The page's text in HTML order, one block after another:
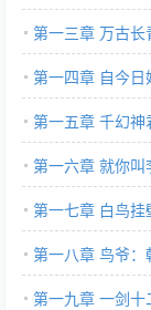
第一三章 万古长
第一四章 自今日
第一五章 千幻神
第一六章 就你叫
第一七章 白鸟挂
第一八章 鸟爷：
第一九章 一剑十